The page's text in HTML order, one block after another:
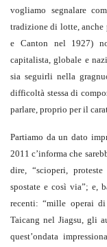
vogliamo segnalare
tradizione di lotte,
e Canton nel 1927)
capitalista, globale e
sia seguirli nella
difficoltà stessa di
parlare, proprio per il
Partiamo da un dato
2011 c’informa che
dire, “scioperi,
spostate e così via”; e,
recenti: “mille operai
Taicang nel Jiagsu, gli
quest’ondata